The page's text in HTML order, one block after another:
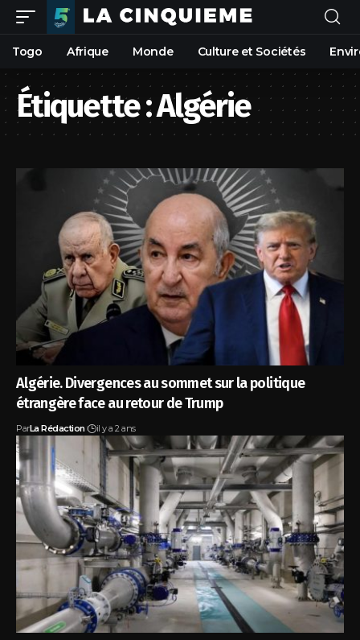
Togo Afrique Monde Culture et Sociétés
Étiquette :Algérie
Algérie. Divergences au sommet sur la politique
étrangère face au retour de Trump
ParLa Rédaction il y a 2 ans